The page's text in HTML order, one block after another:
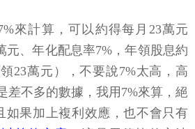
來計算，可以約得每月23萬元
元、年化配息率7%，年領股息約
23萬元），不要說7%太高，高
差不多的數據，我用7%來算，絕
如果加上複利效應，也不會只有